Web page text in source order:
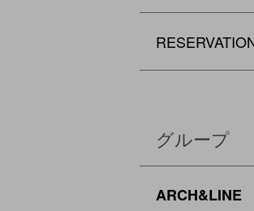
グループ
ARCH&LINE